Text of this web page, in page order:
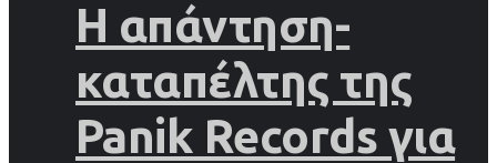
Η απάντηση-
καταπέλτης της
Panik Records για